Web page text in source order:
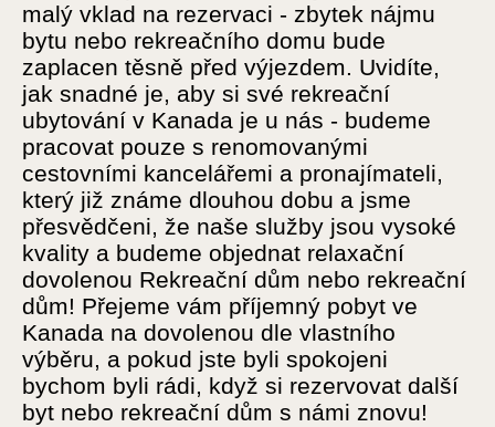
malý vklad na rezervaci - zbytek nájmu
bytu nebo rekreačního domu bude
zaplacen těsně před výjezdem. Uvidíte,
jak snadné je, aby si své rekreační
ubytování v Kanada je u nás - budeme
pracovat pouze s renomovanými
cestovními kancelářemi a pronajímateli,
který již známe dlouhou dobu a jsme
přesvědčeni, že naše služby jsou vysoké
kvality a budeme objednat relaxační
dovolenou Rekreační dům nebo rekreační
dům! Přejeme vám příjemný pobyt ve
Kanada na dovolenou dle vlastního
výběru, a pokud jste byli spokojeni
bychom byli rádi, když si rezervovat další
byt nebo rekreační dům s námi znovu!